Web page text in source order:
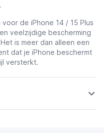
de iPhone 14 / 15 Plus
veelzijdige bescherming
is meer dan alleen een
dat je iPhone beschermt
versterkt.